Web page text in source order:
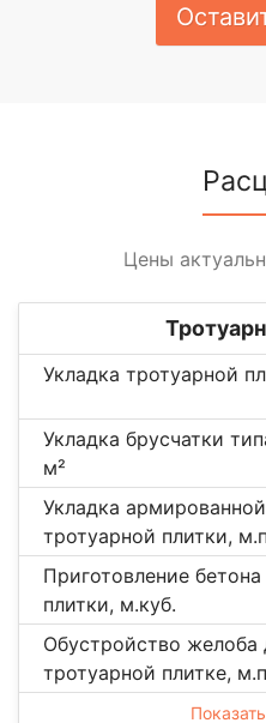
Цены
Укладка тротуарной
Укладка брусчатки
м²
Укладка
тротуарной плитки,
Приготовление
плитки, м.куб.
Обустройство желоба
тротуарной плитке,